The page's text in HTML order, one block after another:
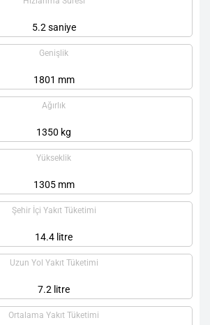
5.2 saniye
Genişlik
1801 mm
Ağırlık
1350 kg
Yükseklik
1305 mm
Şehir İçi Yakıt Tüketimi
14.4 litre
Uzun Yol Yakıt Tüketimi
7.2 litre
Ortalama Yakıt Tüketimi